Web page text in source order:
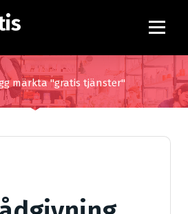
märkta "gratis tjänster"